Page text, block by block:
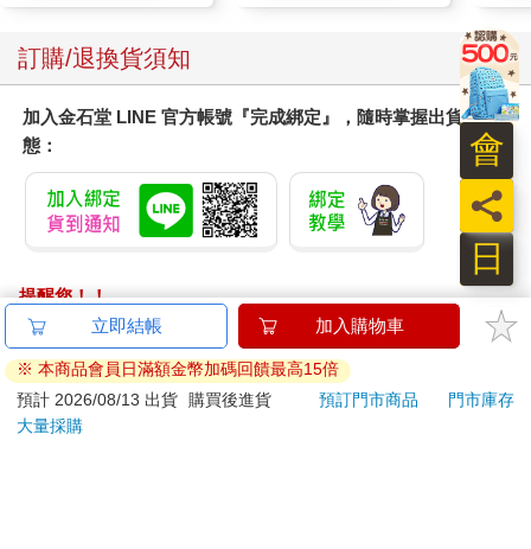
訂購/退換貨須知
加入金石堂 LINE 官方帳號『完成綁定』，隨時掌握出貨動
態：
提醒您！！
金石堂及銀行均不會請您操作ATM! 如接獲電話要求您前往
ATM提款機，請不要聽從指示，以免受騙上當！
退換貨須知：
**提醒您，鑑賞期不等於試用期，退回商品須為全新狀態**
立即結帳 加入購物車
※ 本商品會員日滿額金幣加碼回饋最高15倍
預計 2026/08/13 出貨
購買後進貨 預訂門市商品
門市庫存
大量採購
日
員
會